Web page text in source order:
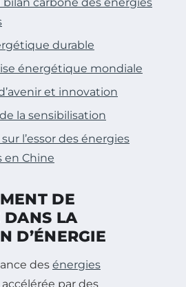
durable
énergétique mondiale
et innovation
la sensibilisation
l’essor des énergies
en Chine
DE
DANS LA
D’ÉNERGIE
des énergies
par des